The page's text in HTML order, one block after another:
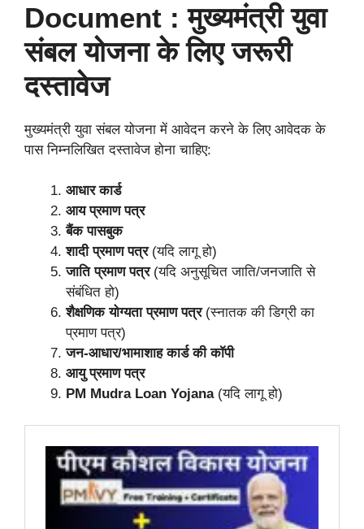
Document : मुख्यमंत्री युवा
संबल योजना के लिए जरूरी
दस्तावेज
मुख्यमंत्री युवा संबल योजना में आवेदन करने के लिए आवेदक के
पास निम्नलिखित दस्तावेज होना चाहिए:
आधार कार्ड
आय प्रमाण पत्र
बैंक पासबुक
शादी प्रमाण पत्र(यदि लागू हो)
जाति प्रमाण पत्र(यदि अनुसूचित जाति/जनजाति से
संबंधित हो)
शैक्षणिक योग्यता प्रमाण पत्र(स्नातक की डिग्री का
प्रमाण पत्र)
जन-आधार/भामाशाह कार्ड की कॉपी
आयु प्रमाण पत्र
PM Mudra Loan Yojana(यदि लागू हो)